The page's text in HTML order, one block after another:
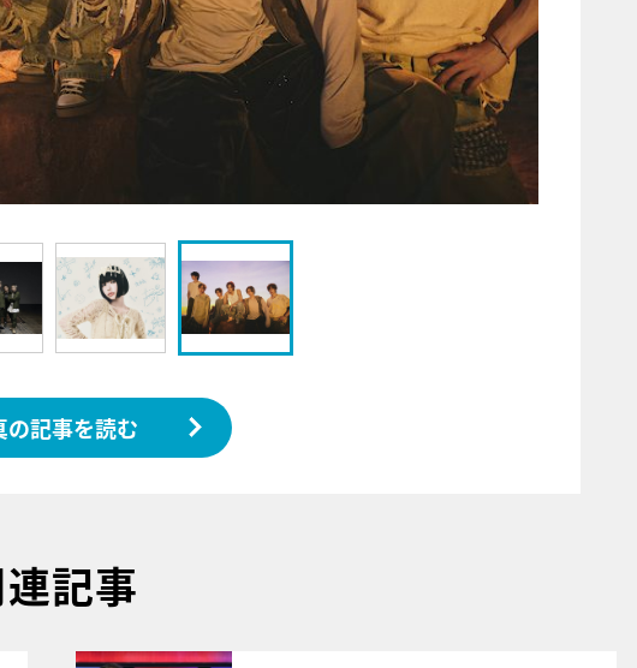
の記事を読む
記事